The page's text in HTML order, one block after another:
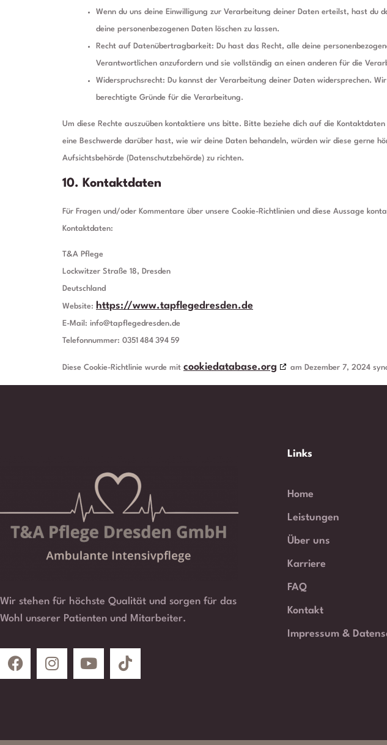
Wenn du uns deine Einwilligung zur Verarbeitung deiner Daten erteilst, hast du
deine personenbezogenen Daten löschen zu lassen.
Recht auf Datenübertragbarkeit: Du hast das Recht, alle deine
Verantwortlichen anzufordern und sie vollständig an einen anderen für die
Widerspruchsrecht: Du kannst der Verarbeitung deiner Daten widersprechen.
berechtigte Gründe für die Verarbeitung.
Um diese Rechte auszuüben kontaktiere uns bitte. Bitte beziehe dich auf die
eine Beschwerde darüber hast, wie wir deine Daten behandeln, würden wir diese gerne
Aufsichtsbehörde (Datenschutzbehörde) zu richten.
10. Kontaktdaten
Für Fragen und/oder Kommentare über unsere Cookie-Richtlinien und diese Aussage
Kontaktdaten:
T&A Pflege
Lockwitzer Straße 18, Dresden
Deutschland
Website: https://www.tapflegedresden.de
E-Mail: info@tapflegedresden.de
Telefonnummer: 0351 484 394 59
Diese Cookie-Richtlinie wurde mit cookiedatabase.org am Dezember 7, 2024
Wir stehen für höchste Qualität und sorgen für das
Wohl unserer Patienten und Mitarbeiter.
Links
Home
Leistungen
Über uns
Karriere
FAQ
Kontakt
Impressum &